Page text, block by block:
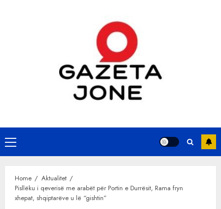
Primary
Menu
Home
Aktualitet
Pisllëku i qeverisë me arabët për Portin e Durrësit, Rama fryn
xhepat, shqiptarëve u lë “gishtin”